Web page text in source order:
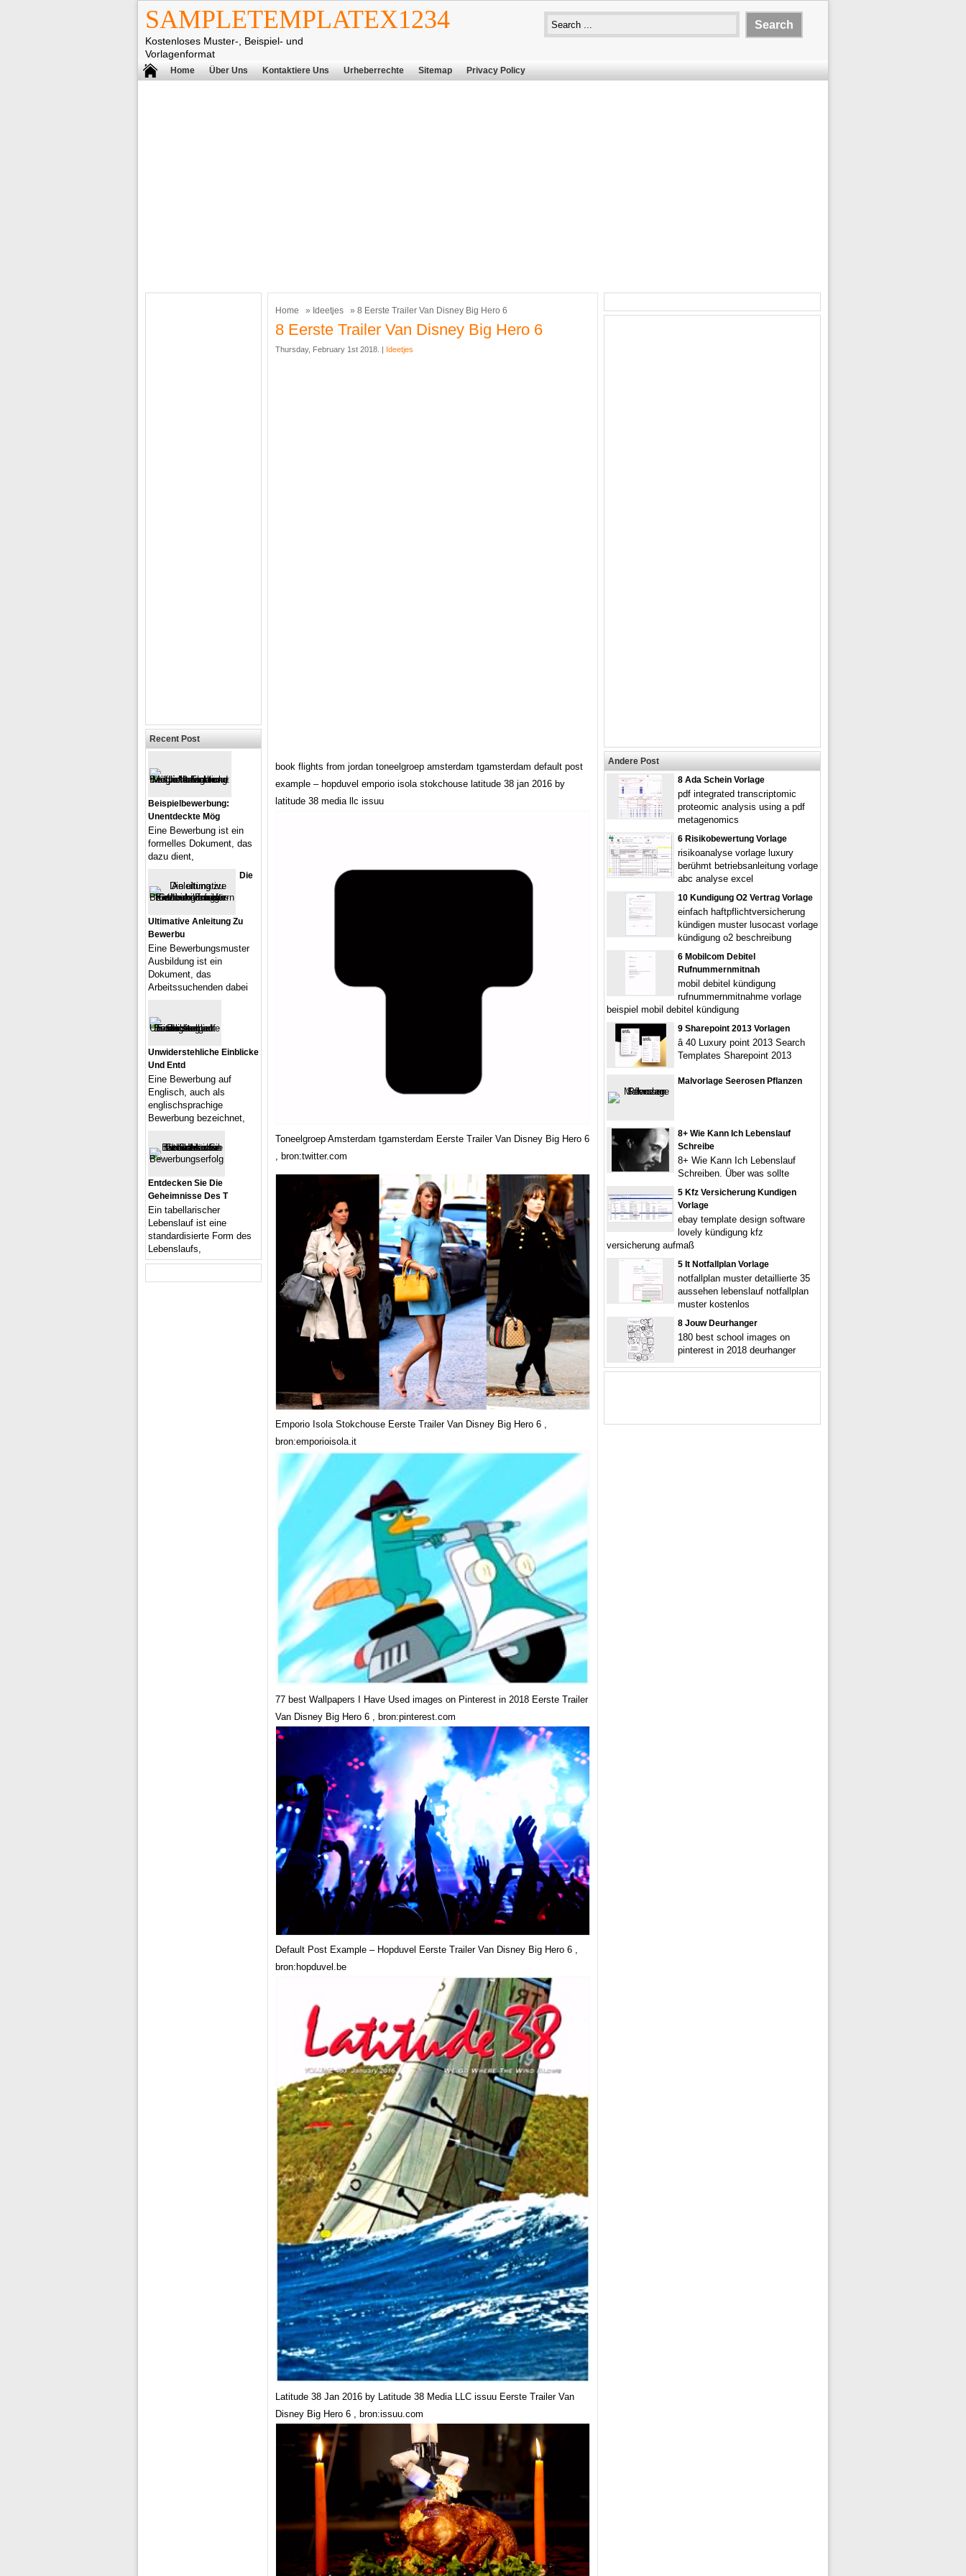
SAMPLETEMPLATEX1234
Kostenloses Muster-, Beispiel- und
Vorlagenformat
Home Über Uns Kontaktiere Uns Urheberrechte Sitemap Privacy Policy
Home » Ideetjes » 8 Eerste Trailer Van Disney Big Hero 6
8 Eerste Trailer Van Disney Big Hero 6
Thursday, February 1st 2018. | Ideetjes
book flights from jordan toneelgroep amsterdam tgamsterdam default post
example – hopduvel emporio isola stokchouse latitude 38 jan 2016 by
latitude 38 media llc issuu
Toneelgroep Amsterdam tgamsterdam Eerste Trailer Van Disney Big Hero 6
, bron:twitter.com
Emporio Isola Stokchouse Eerste Trailer Van Disney Big Hero 6 ,
bron:emporioisola.it
77 best Wallpapers I Have Used images on Pinterest in 2018 Eerste Trailer
Van Disney Big Hero 6 , bron:pinterest.com
Default Post Example – Hopduvel Eerste Trailer Van Disney Big Hero 6 ,
bron:hopduvel.be
Latitude 38 Jan 2016 by Latitude 38 Media LLC issuu Eerste Trailer Van
Disney Big Hero 6 , bron:issuu.com
Recent Post
Beispielbewerbung:
Unentdeckte Mög
Eine Bewerbung ist ein
formelles Dokument, das
dazu dient,
Die
Ultimative Anleitung Zu
Bewerbu
Eine Bewerbungsmuster
Ausbildung ist ein
Dokument, das
Arbeitssuchenden dabei
Unwiderstehliche Einblicke
Und Entd
Eine Bewerbung auf
Englisch, auch als
englischsprachige
Bewerbung bezeichnet,
Entdecken Sie Die
Geheimnisse Des T
Ein tabellarischer
Lebenslauf ist eine
standardisierte Form des
Lebenslaufs,
Andere Post
8 Ada Schein Vorlage
pdf integrated transcriptomic
proteomic analysis using a pdf
metagenomics
6 Risikobewertung Vorlage
risikoanalyse vorlage luxury
berühmt betriebsanleitung vorlage
abc analyse excel
10 Kundigung O2 Vertrag Vorlage
einfach haftpflichtversicherung
kündigen muster lusocast vorlage
kündigung o2 beschreibung
6 Mobilcom Debitel
Rufnummernmitnah
mobil debitel kündigung
rufnummernmitnahme vorlage
beispiel mobil debitel kündigung
9 Sharepoint 2013 Vorlagen
â 40 Luxury point 2013 Search
Templates Sharepoint 2013
Malvorlage Seerosen Pflanzen
8+ Wie Kann Ich Lebenslauf
Schreibe
8+ Wie Kann Ich Lebenslauf
Schreiben. Über was sollte
5 Kfz Versicherung Kundigen
Vorlage
ebay template design software
lovely kündigung kfz
versicherung aufmaß
5 It Notfallplan Vorlage
notfallplan muster detaillierte 35
aussehen lebenslauf notfallplan
muster kostenlos
8 Jouw Deurhanger
180 best school images on
pinterest in 2018 deurhanger